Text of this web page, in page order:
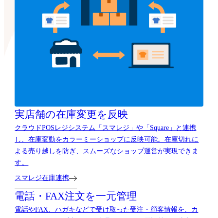
実店舗の在庫変更を反映
クラウドPOSレジシステム「スマレジ」や「Square」と連携
し、在庫変動をカラーミーショップに反映可能。在庫切れに
よる売り越しを防ぎ、スムーズなショップ運営が実現できま
す。
スマレジ在庫連携
電話・FAX注文を一元管理
電話やFAX、ハガキなどで受け取った受注・顧客情報を、カ